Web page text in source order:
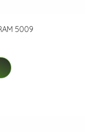
5009